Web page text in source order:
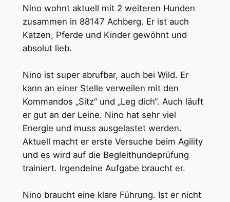
Nino wohnt aktuell mit 2 weiteren Hunden
zusammen in 88147 Achberg. Er ist auch
Katzen, Pferde und Kinder gewöhnt und
absolut lieb.
Nino ist super abrufbar, auch bei Wild. Er
kann an einer Stelle verweilen mit den
Kommandos „Sitz“ und „Leg dich“. Auch läuft
er gut an der Leine. Nino hat sehr viel
Energie und muss ausgelastet werden.
Aktuell macht er erste Versuche beim Agility
und es wird auf die Begleithundeprüfung
trainiert. Irgendeine Aufgabe braucht er.
Nino braucht eine klare Führung. Ist er nicht